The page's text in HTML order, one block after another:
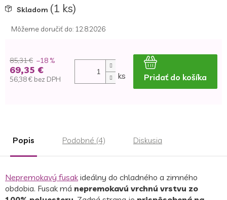
Skladom (1 ks)
Môžeme doručiť do: 12.8.2026
85,31 € –18 %
69,35 €
56,38 € bez DPH ks Pridať do košíka
Popis Podobné (4) Diskusia
Nepremokavý fusak ideálny do chladného a zimného
obdobia. Fusak má nepremokavú vrchnú vrstvu zo